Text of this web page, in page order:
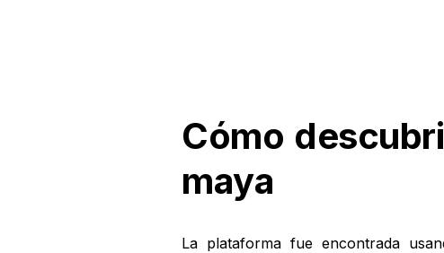
Cómo
maya
La plataforma fue encontrada